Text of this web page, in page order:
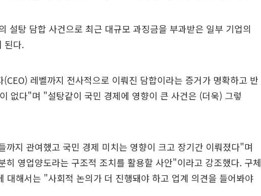
설탕 담합 사건으로 최근 대규모 과징금을 부과받은 일부 기업의
된다.
레벨까지 전사적으로 이뤄진 담합이라는 증거가 명확하고 반
없다"며 "설탕같이 국민 경제에 영향이 큰 사건은 (더욱) 그렇
까지 관여했고 국민 경제 미치는 영향이 크고 장기간 이뤄졌다"며
히 영업양도라는 구조적 조치를 활용할 사안"이라고 강조했다. 구체
대해서는 "사회적 논의가 더 진행돼야 하고 업계 의견을 들어봐야